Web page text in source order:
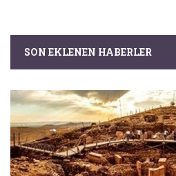
SON EKLENEN HABERLER